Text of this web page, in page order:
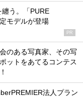
纏う。「PURE
モデルが登場
PR
のある写真家、その写
ットをあてるコンテス
法人プラン